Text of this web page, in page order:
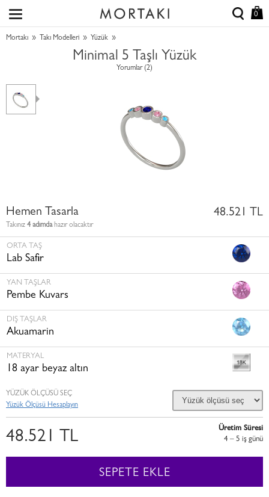
0
Mortakı » Takı Modelleri » Yüzük »
Minimal 5 Taşlı Yüzük
Yorumlar (2)
Hemen Tasarla
Takınız 4 adımdahazır olacaktır
48.521 TL
ORTA TAŞ
Lab Safir
YAN TAŞLAR
Pembe Kuvars
DIŞ TAŞLAR
Akuamarin
MATERYAL
18 ayar beyaz altın
YÜZÜK ÖLÇÜSÜ SEÇ
Yüzük Ölçüsü Hesaplayın
48.521 TL
Üretim Süresi
4 – 5 i̇ş günü
SEPETE EKLE